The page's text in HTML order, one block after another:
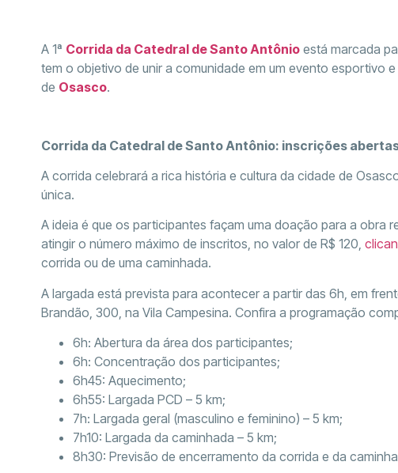
A 1ª Corrida da Catedral de Santo Antônio está marcada
tem o objetivo de unir a comunidade em um evento esportivo
de Osasco.
Corrida da Catedral de Santo Antônio: inscrições
A corrida celebrará a rica história e cultura da cidade de
única.
A ideia é que os participantes façam uma doação para a obra
atingir o número máximo de inscritos, no valor de R$ 120,
corrida ou de uma caminhada.
A largada está prevista para acontecer a partir das 6h, em
Brandão, 300, na Vila Campesina. Confira a programação
6h: Abertura da área dos participantes;
6h: Concentração dos participantes;
6h45: Aquecimento;
6h55: Largada PCD – 5 km;
7h: Largada geral (masculino e feminino) – 5 km;
7h10: Largada da caminhada – 5 km;
8h30: Previsão de encerramento da corrida e da